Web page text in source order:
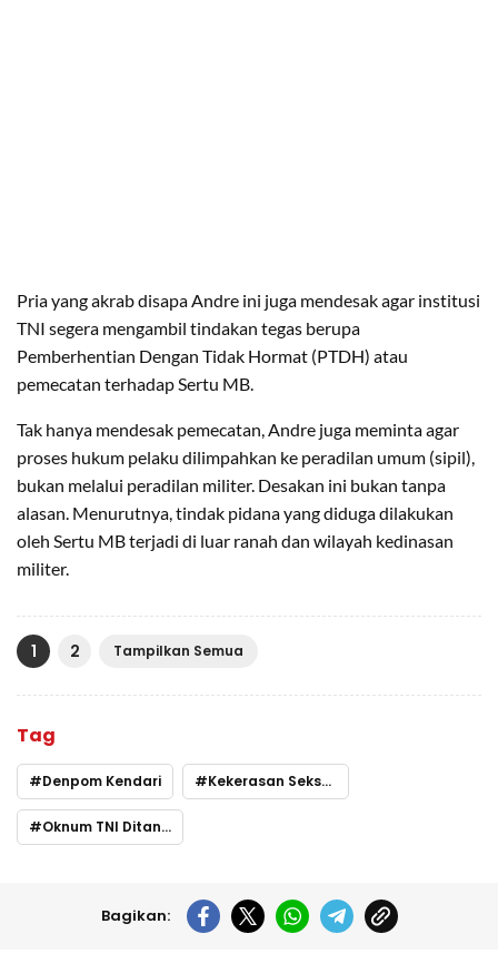
​Pria yang akrab disapa Andre ini juga mendesak agar institusi
TNI segera mengambil tindakan tegas berupa
Pemberhentian Dengan Tidak Hormat (PTDH) atau
pemecatan terhadap Sertu MB.
​Tak hanya mendesak pemecatan, Andre juga meminta agar
proses hukum pelaku dilimpahkan ke peradilan umum (sipil),
bukan melalui peradilan militer. Desakan ini bukan tanpa
alasan. Menurutnya, tindak pidana yang diduga dilakukan
oleh Sertu MB terjadi di luar ranah dan wilayah kedinasan
militer.
1 2 Tampilkan Semua
Tag
Denpom Kendari Kekerasan Seksual
Oknum TNI Ditangkap
Bagikan: